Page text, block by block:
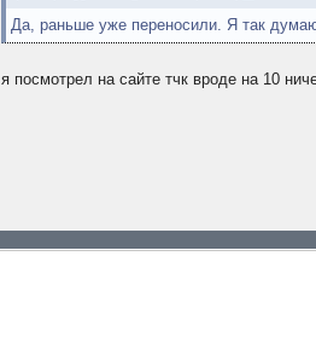
Да, раньше уже переносили. Я так
я посмотрел на сайте тчк вроде на 10